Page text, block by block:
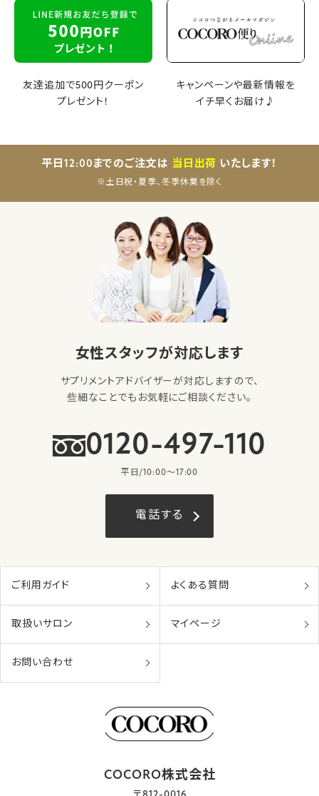
友達追加で500円クーポン
プレゼント！
キャンペーンや最新情報を
イチ早くお届け♪
平日12:00までのご注文は 当日出荷 いたします！
※土日祝・夏季、冬季休業を除く
女性スタッフが対応します
サプリメントアドバイザーが対応しますので、
些細なことでもお気軽にご相談ください。
0120-497-110
平日/10:00〜17:00
電話する
ご利用ガイド よくある質問
取扱いサロン マイページ
お問い合わせ
COCORO株式会社